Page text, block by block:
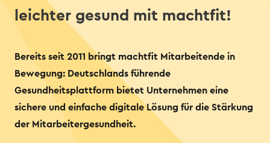
leichter gesund mit machtfit!
Bereits seit 2011 bringt machtfit Mitarbeitende in
Bewegung: Deutschlands führende
Gesundheitsplattform bietet Unternehmen eine
sichere und einfache digitale Lösung für die Stärkung
der Mitarbeitergesundheit.